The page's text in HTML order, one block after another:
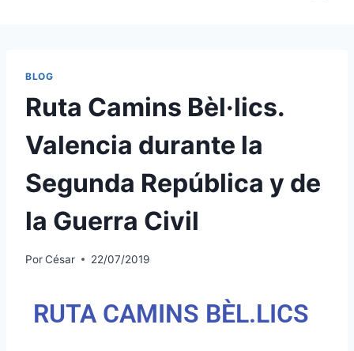
BLOG
Ruta Camins Bèl·lics.
Valencia durante la
Segunda República y de
la Guerra Civil
PorCésar 22/07/2019
RUTA CAMINS BÈL.LICS